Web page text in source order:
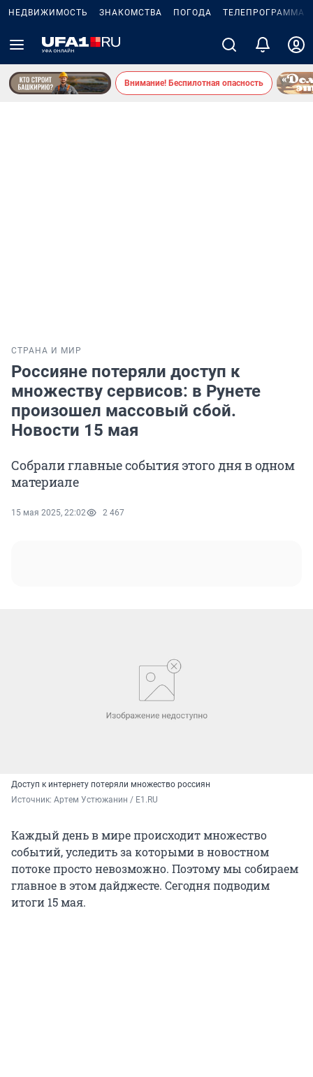
НЕДВИЖИМОСТЬ ЗНАКОМСТВА ПОГОДА ТЕЛЕПРОГРАММА
Внимание! Беспилотная опасность
СТРАНА И МИР
Россияне потеряли доступ к
множеству сервисов: в Рунете
произошел массовый сбой.
Новости 15 мая
Собрали главные события этого дня в одном
материале
15 мая 2025, 22:02 2 467
Доступ к интернету потеряли множество россиян
Источник: Артем Устюжанин / E1.RU
Каждый день в мире происходит множество
событий, уследить за которыми в новостном
потоке просто невозможно. Поэтому мы собираем
главное в этом дайджесте. Сегодня подводим
итоги 15 мая.